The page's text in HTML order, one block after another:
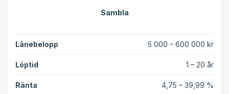
Sambla
Lånebelopp 5 000 – 600 000 kr
Löptid 1 – 20 år
Ränta 4,75 – 39,99 %